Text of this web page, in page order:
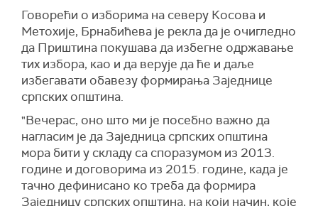
Говорећи о изборима на северу Косова и
Метохије, Брнабићева је рекла да је очигледно
да Приштина покушава да избегне одржавање
тих избора, као и да верује да ће и даље
избегавати обавезу формирања Заједнице
српских општина.
"Вечерас, оно што ми је посебно важно да
нагласим је да Заједница српских општина
мора бити у складу са споразумом из 2013.
године и договорима из 2015. године, када је
тачно дефинисано ко треба да формира
Заједницу српских општина, на који начин, које